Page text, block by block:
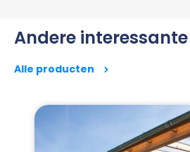
Andere
Alle producten